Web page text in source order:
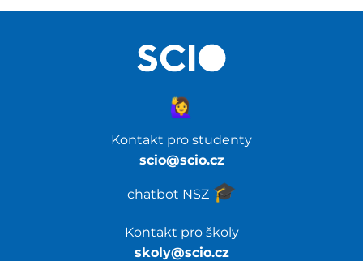
Kontakt pro studenty
scio@scio.cz
chatbot NSZ 🎓️
🙋‍♀️
Kontakt pro školy
skoly@scio.cz